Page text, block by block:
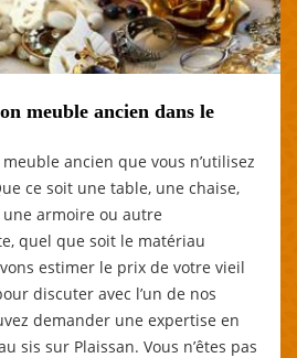
meuble ancien dans le
ancien que vous n’utilisez
ce soit une table, une chaise,
armoire ou autre
quel que soit le matériau
estimer le prix de votre vieil
discuter avec l’un de nos
demander une expertise en
sis sur Plaissan. Vous n’êtes pas